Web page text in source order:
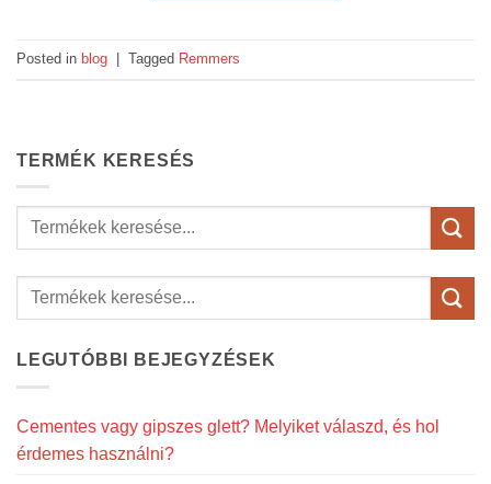
Posted in blog Tagged Remmers
TERMÉK KERESÉS
Keresés
LEGUTÓBBI BEJEGYZÉSEK
Cementes vagy gipszes glett? Melyiket válaszd, és hol
érdemes használni?